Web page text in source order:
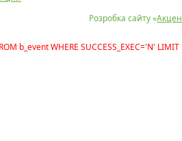
Розробка сайту «
b_event WHERE SUCCESS_EXEC='N' LIMIT